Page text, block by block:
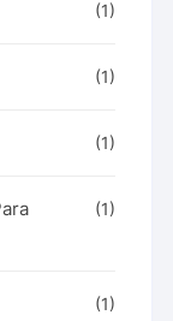
(1)
(1)
(1)
(1)
(1)